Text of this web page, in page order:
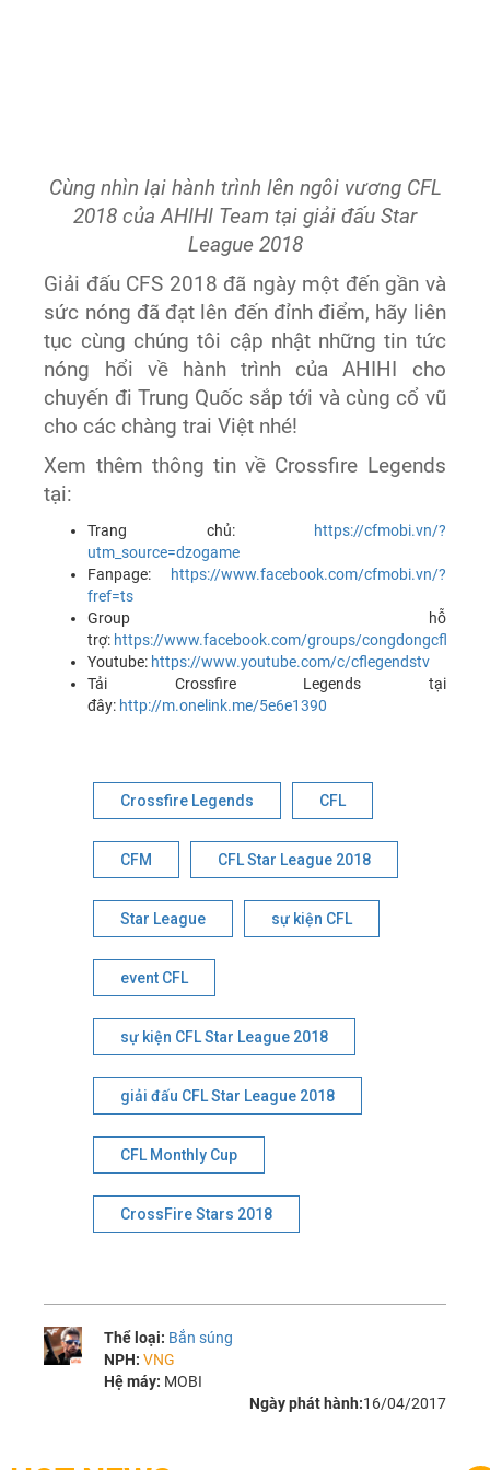
Cùng nhìn lại hành trình lên ngôi vương CFL
2018 của AHIHI Team tại giải đấu Star
League 2018
Giải đấu CFS 2018 đã ngày một đến gần và
sức nóng đã đạt lên đến đỉnh điểm, hãy liên
tục cùng chúng tôi cập nhật những tin tức
nóng hổi về hành trình của AHIHI cho
chuyến đi Trung Quốc sắp tới và cùng cổ vũ
cho các chàng trai Việt nhé!
Xem thêm thông tin về Crossfire Legends
tại:
Trang chủ:
https://cfmobi.vn/?
utm_source=dzogame
Fanpage:
https://www.facebook.com/cfmobi.vn/?
fref=ts
Group hỗ
trợ: https://www.facebook.com/groups/congdongcflvn
Youtube: https://www.youtube.com/c/cflegendstv
Tải Crossfire Legends tại
đây: http://m.onelink.me/5e6e1390
Crossfire Legends CFL
CFM CFL Star League 2018
Star League sự kiện CFL
event CFL
sự kiện CFL Star League 2018
giải đấu CFL Star League 2018
CFL Monthly Cup
CrossFire Stars 2018
Thể loại: Bắn súng
NPH:VNG
Hệ máy: MOBI
Ngày phát hành:16/04/2017